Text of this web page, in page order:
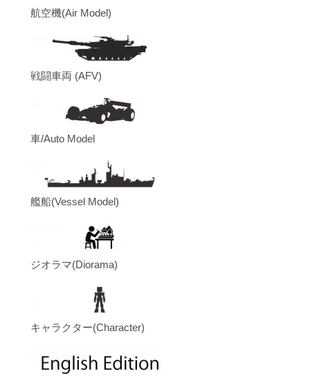
航空機(Air Model)
戦闘車両 (AFV)
車/Auto Model
艦船(Vessel Model)
ジオラマ(Diorama)
キャラクター(Character)